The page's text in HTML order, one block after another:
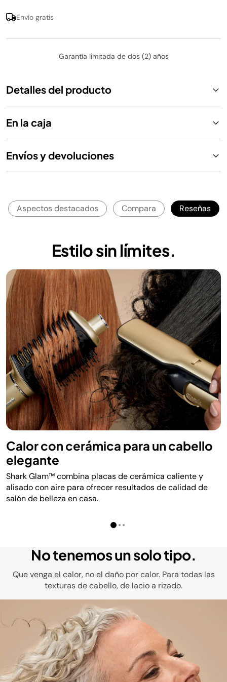
Envío gratis
Garantía limitada de dos (2) años
Detalles del producto
En la caja
Envíos y devoluciones
Aspectos destacados Compara Reseñas
Estilo sin límites.
Calor con cerámica para un cabello
elegante
Shark Glam™ combina placas de cerámica caliente y
alisado con aire para ofrecer resultados de calidad de
salón de belleza en casa.
No tenemos un solo tipo.
Que venga el calor, no el daño por calor. Para todas las
texturas de cabello, de lacio a rizado.